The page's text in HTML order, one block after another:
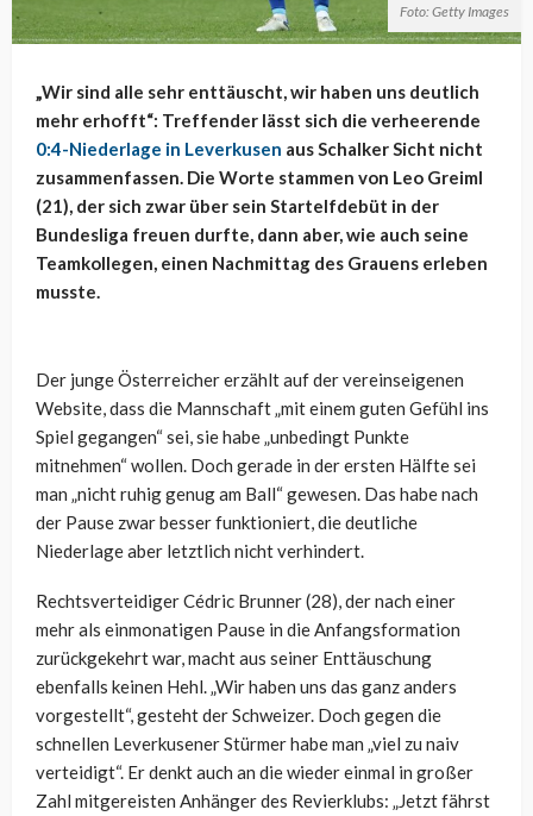
Foto: Getty Images
„Wir sind alle sehr enttäuscht, wir haben uns deutlich
mehr erhofft“: Treffender lässt sich die verheerende
0:4-Niederlage in Leverkusen aus Schalker Sicht nicht
zusammenfassen. Die Worte stammen von Leo Greiml
(21), der sich zwar über sein Startelfdebüt in der
Bundesliga freuen durfte, dann aber, wie auch seine
Teamkollegen, einen Nachmittag des Grauens erleben
musste.
Der junge Österreicher erzählt auf der vereinseigenen
Website, dass die Mannschaft „mit einem guten Gefühl ins
Spiel gegangen“ sei, sie habe „unbedingt Punkte
mitnehmen“ wollen. Doch gerade in der ersten Hälfte sei
man „nicht ruhig genug am Ball“ gewesen. Das habe nach
der Pause zwar besser funktioniert, die deutliche
Niederlage aber letztlich nicht verhindert.
Rechtsverteidiger Cédric Brunner (28), der nach einer
mehr als einmonatigen Pause in die Anfangsformation
zurückgekehrt war, macht aus seiner Enttäuschung
ebenfalls keinen Hehl. „Wir haben uns das ganz anders
vorgestellt“, gesteht der Schweizer. Doch gegen die
schnellen Leverkusener Stürmer habe man „viel zu naiv
verteidigt“. Er denkt auch an die wieder einmal in großer
Zahl mitgereisten Anhänger des Revierklubs: „Jetzt fährst